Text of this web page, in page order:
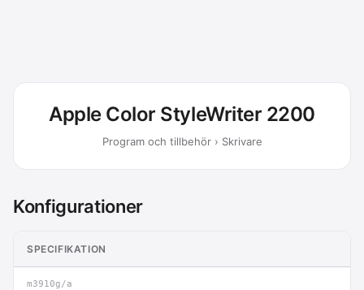
Apple Color StyleWriter 2200
Program och tillbehör › Skrivare
Konfigurationer
SPECIFIKATION
m3910g/a